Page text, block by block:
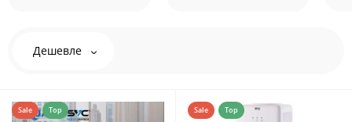
Дешевле
Sale Top Sale Top